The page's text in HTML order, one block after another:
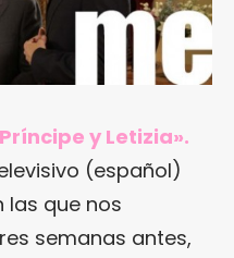
Príncipe y Letizia».
(español)
las que nos
semanas antes,